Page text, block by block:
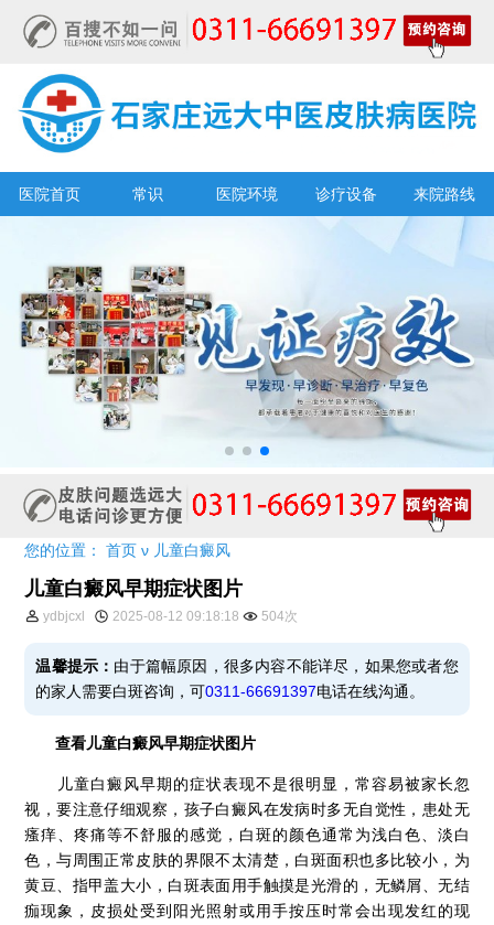
医院首页 常识 医院环境 诊疗设备 来院路线
您的位置：首页 ν 儿童白癜风
儿童白癜风早期症状图片
ydbjcxl 2025-08-12 09:18:18 504次
温馨提示： 由于篇幅原因，很多内容不能详尽，如果您或者您
的家人需要白斑咨询，可0311-66691397电话在线沟通。
查看儿童白癜风早期症状图片
儿童白癜风早期的症状表现不是很明显，常容易被家长忽
视，要注意仔细观察，孩子白癜风在发病时多无自觉性，患处无
瘙痒、疼痛等不舒服的感觉，白斑的颜色通常为浅白色、淡白
色，与周围正常皮肤的界限不太清楚，白斑面积也多比较小，为
黄豆、指甲盖大小，白斑表面用手触摸是光滑的，无鳞屑、无结
痂现象，皮损处受到阳光照射或用手按压时常会出现发红的现